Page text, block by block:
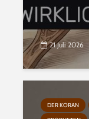
21 Juli 2026
DER KORAN